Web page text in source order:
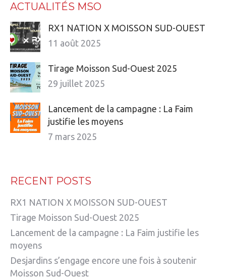
ACTUALITÉS MSO
RX1 NATION X MOISSON SUD-OUEST
11 août 2025
Tirage Moisson Sud-Ouest 2025
29 juillet 2025
Lancement de la campagne : La Faim
justifie les moyens
7 mars 2025
RECENT POSTS
RX1 NATION X MOISSON SUD-OUEST
Tirage Moisson Sud-Ouest 2025
Lancement de la campagne : La Faim justifie les
moyens
Desjardins s’engage encore une fois à soutenir
Moisson Sud-Ouest